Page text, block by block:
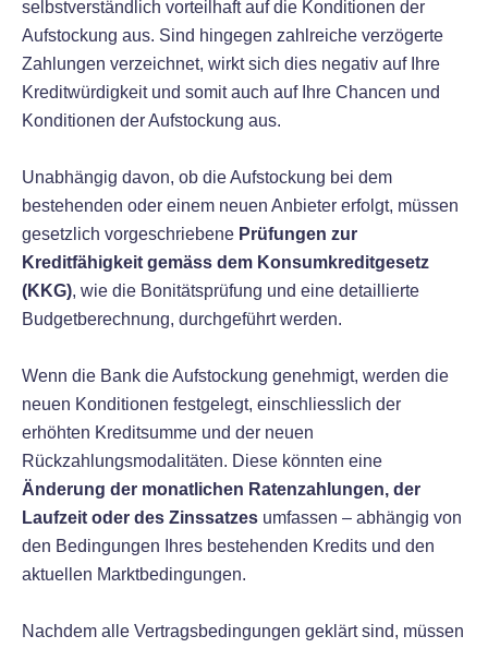
selbstverständlich vorteilhaft auf die Konditionen der
Aufstockung aus. Sind hingegen zahlreiche verzögerte
Zahlungen verzeichnet, wirkt sich dies negativ auf Ihre
Kreditwürdigkeit und somit auch auf Ihre Chancen und
Konditionen der Aufstockung aus.
Unabhängig davon, ob die Aufstockung bei dem
bestehenden oder einem neuen Anbieter erfolgt, müssen
gesetzlich vorgeschriebene Prüfungen zur
Kreditfähigkeit gemäss dem Konsumkreditgesetz
(KKG), wie die Bonitätsprüfung und eine detaillierte
Budgetberechnung, durchgeführt werden.
Wenn die Bank die Aufstockung genehmigt, werden die
neuen Konditionen festgelegt, einschliesslich der
erhöhten Kreditsumme und der neuen
Rückzahlungsmodalitäten. Diese könnten eine
Änderung der monatlichen Ratenzahlungen, der
Laufzeit oder des Zinssatzes umfassen – abhängig von
den Bedingungen Ihres bestehenden Kredits und den
aktuellen Marktbedingungen.
Nachdem alle Vertragsbedingungen geklärt sind, müssen